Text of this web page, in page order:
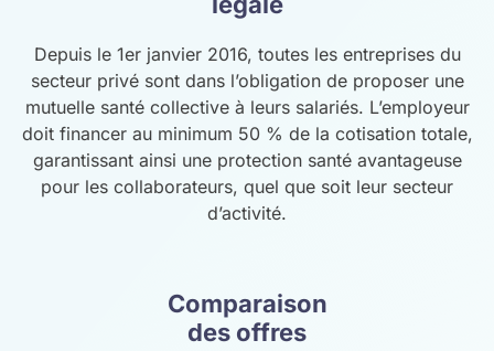
Depuis le 1er janvier 2016, toutes les entreprises du
secteur privé sont dans l’obligation de proposer une
mutuelle santé collective à leurs salariés. L’employeur
doit financer au minimum 50 % de la cotisation totale,
garantissant ainsi une protection santé avantageuse
pour les collaborateurs, quel que soit leur secteur
d’activité.
Comparaison
des offres